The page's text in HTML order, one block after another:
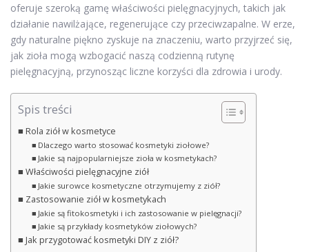
oferuje szeroką gamę właściwości pielęgnacyjnych, takich jak
działanie nawilżające, regenerujące czy przeciwzapalne. W erze,
gdy naturalne piękno zyskuje na znaczeniu, warto przyjrzeć się,
jak zioła mogą wzbogacić naszą codzienną rutynę
pielęgnacyjną, przynosząc liczne korzyści dla zdrowia i urody.
Spis treści
Rola ziół w kosmetyce
Dlaczego warto stosować kosmetyki ziołowe?
Jakie są najpopularniejsze zioła w kosmetykach?
Właściwości pielęgnacyjne ziół
Jakie surowce kosmetyczne otrzymujemy z ziół?
Zastosowanie ziół w kosmetykach
Jakie są fitokosmetyki i ich zastosowanie w pielęgnacji?
Jakie są przykłady kosmetyków ziołowych?
Jak przygotować kosmetyki DIY z ziół?